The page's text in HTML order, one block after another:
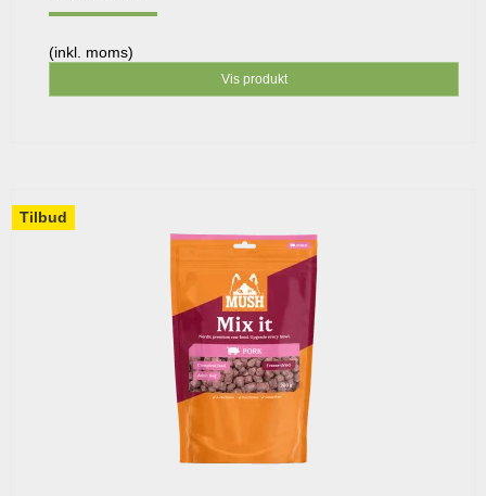
(inkl. moms)
Vis produkt
Tilbud